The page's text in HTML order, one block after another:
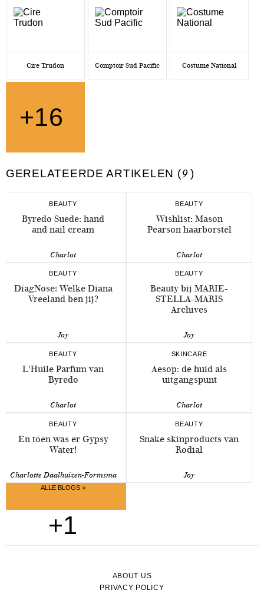
Cire Trudon Comptoir Sud Pacific Costume National
+16
GERELATEERDE ARTIKELEN (9 )
BEAUTY
Byredo Suede: hand
and nail cream
Charlot
BEAUTY
Wishlist: Mason
Pearson haarborstel
Charlot
BEAUTY
DiagNose: Welke Diana
Vreeland ben jij?
Joy
BEAUTY
Beauty bij MARIE-
STELLA-MARIS
Archives
Joy
BEAUTY
L'Huile Parfum van
Byredo
Charlot
SKINCARE
Aesop: de huid als
uitgangspunt
Charlot
BEAUTY
En toen was er Gypsy
Water!
Charlotte Daalhuizen-Formsma
BEAUTY
Snake skinproducts van
Rodial
Joy
+1
ALLE BLOGS >
ABOUT US
PRIVACY POLICY